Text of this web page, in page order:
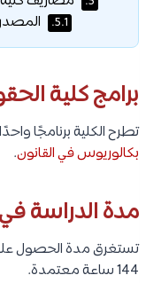
5.1.
برامج كلية
تطرح الكلية برنامجًا
بكالوريوس في القانون.
مدة الدراسة في
144 ساعة معتمدة.